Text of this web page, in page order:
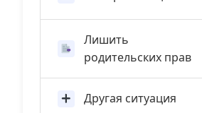
Лишить
родительских прав
Другая ситуация